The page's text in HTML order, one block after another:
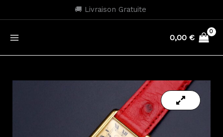
au
🚚 Livraison Gratuite
0,00 €